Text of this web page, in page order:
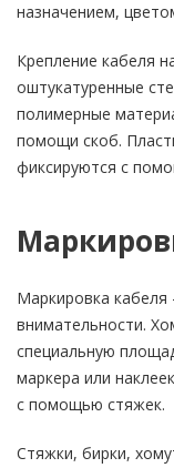
назначением,
Крепление кабеля
оштукатуренные
полимерные
помощи скоб.
фиксируются с
Маркировка кабеля
внимательности.
специальную
маркера или
с помощью стяжек.
Стяжки, бирки,